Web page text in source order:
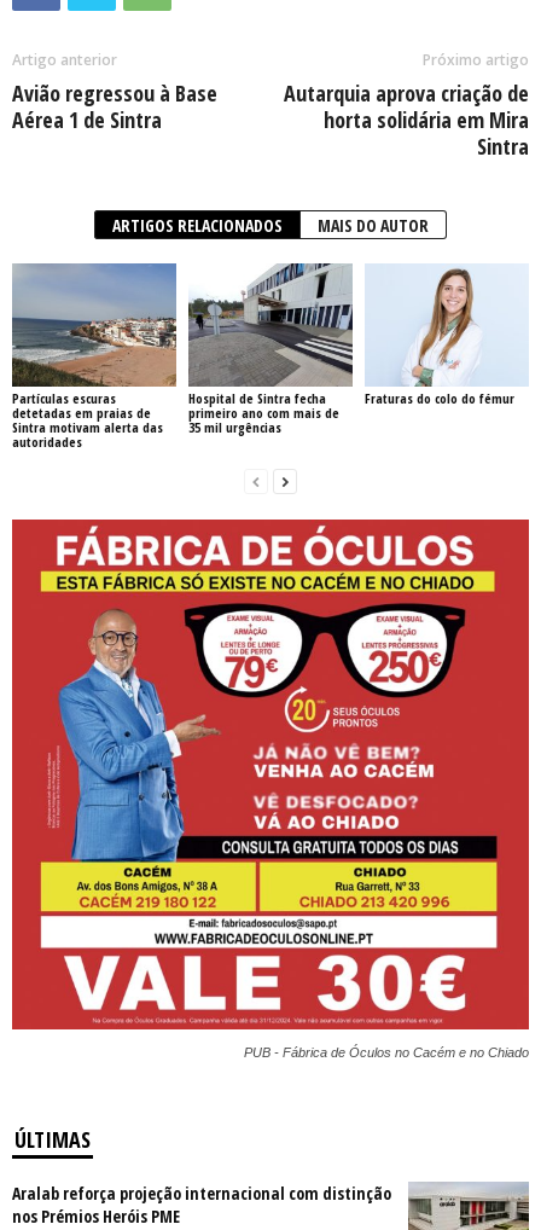
Artigo anterior
Avião regressou à Base
Aérea 1 de Sintra
Próximo artigo
Autarquia aprova criação de
horta solidária em Mira
Sintra
ARTIGOS RELACIONADOS MAIS DO AUTOR
Partículas escuras
detetadas em praias de
Sintra motivam alerta das
autoridades
Hospital de Sintra fecha
primeiro ano com mais de
35 mil urgências
Fraturas do colo do fémur
PUB - Fábrica de Óculos no Cacém e no Chiado
ÚLTIMAS
Aralab reforça projeção internacional com distinção
nos Prémios Heróis PME